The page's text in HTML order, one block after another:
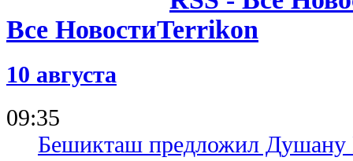
футболу
будет
Все Новости
10 августа
09:35
Бешикташ предложил Душану